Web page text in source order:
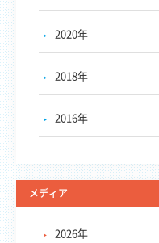
2020年
2018年
2016年
メディア
2026年